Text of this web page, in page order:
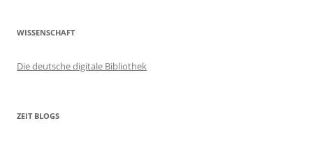
WISSENSCHAFT
Die deutsche digitale Bibliothek
ZEIT BLOGS